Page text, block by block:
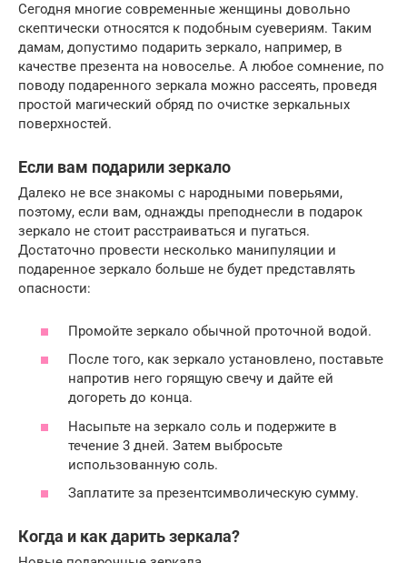
Сегодня многие современные женщины довольно
скептически относятся к подобным суевериям. Таким
дамам, допустимо подарить зеркало, например, в
качестве презента на новоселье. А любое сомнение, по
поводу подаренного зеркала можно рассеять, проведя
простой магический обряд по очистке зеркальных
поверхностей.
Если вам подарили зеркало
Далеко не все знакомы с народными поверьями,
поэтому, если вам, однажды преподнесли в подарок
зеркало не стоит расстраиваться и пугаться.
Достаточно провести несколько манипуляции и
подаренное зеркало больше не будет представлять
опасности:
Промойте зеркало обычной проточной водой.
После того, как зеркало установлено, поставьте
напротив него горящую свечу и дайте ей
догореть до конца.
Насыпьте на зеркало соль и подержите в
течение 3 дней. Затем выбросьте
использованную соль.
Заплатите за презентсимволическую сумму.
Когда и как дарить зеркала?